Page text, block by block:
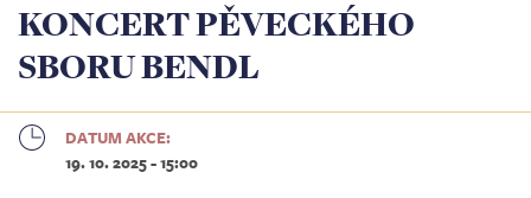
KONCERT PĚVECKÉHO
SBORU BENDL
DATUM AKCE:
19. 10. 2025 - 15:00